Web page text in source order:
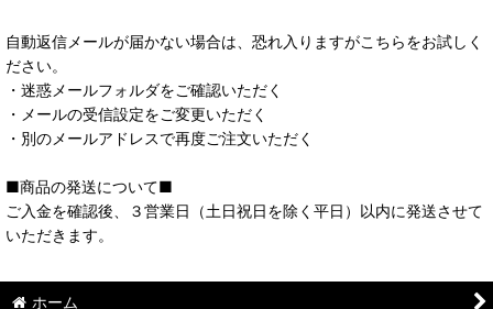
自動返信メールが届かない場合は、恐れ入りますがこちらをお試しく
ださい。
・迷惑メールフォルダをご確認いただく
・メールの受信設定をご変更いただく
・別のメールアドレスで再度ご注文いただく
■商品の発送について■
ご入金を確認後、３営業日（土日祝日を除く平日）以内に発送させて
いただきます。
ホーム